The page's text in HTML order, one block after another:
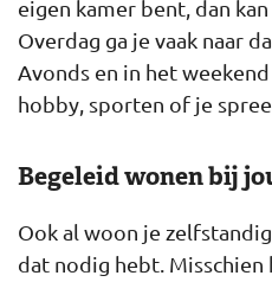
eigen kamer bent, dan
Overdag ga je vaak naar
Avonds en in het
hobby, sporten of je
Begeleid wonen bij
Ook al woon je
dat nodig hebt.